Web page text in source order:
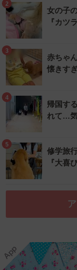
2
女の子
『カツ
3
赤ちゃ
懐きす
4
帰国す
れて…
5
修学旅
『大喜